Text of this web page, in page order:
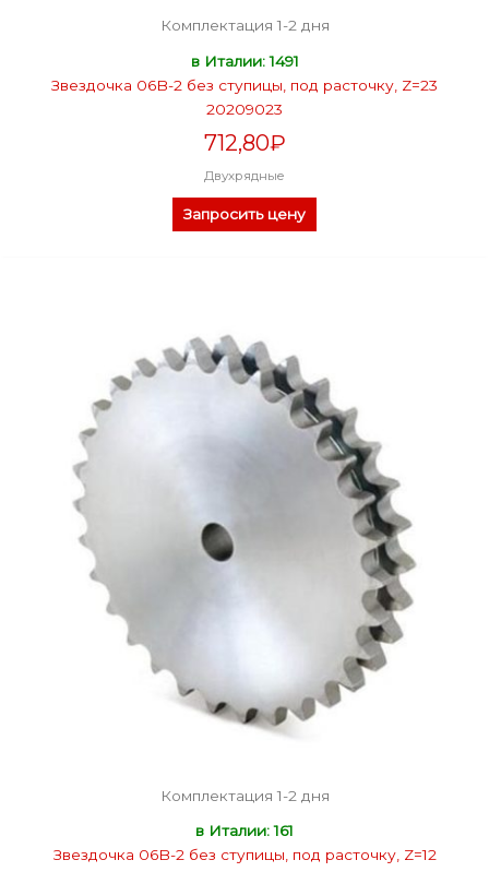
Комплектация 1-2 дня
в Италии: 1491
Звездочка 06B-2 без ступицы, под расточку, Z=23
20209023
712,80₽
Двухрядные
Запросить цену
Комплектация 1-2 дня
в Италии: 161
Звездочка 06B-2 без ступицы, под расточку, Z=12